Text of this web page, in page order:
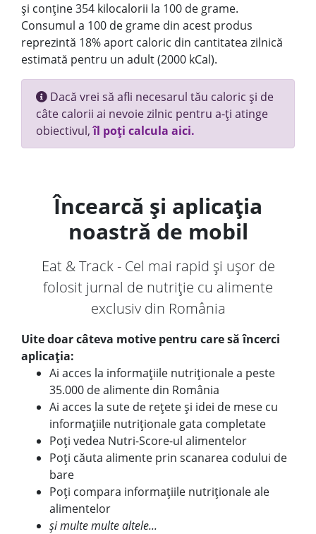
și conține 354 kilocalorii la 100 de grame.
Consumul a 100 de grame din acest produs
reprezintă 18% aport caloric din cantitatea zilnică
estimată pentru un adult (2000 kCal).
Dacă vrei să afli necesarul tău caloric și de
câte calorii ai nevoie zilnic pentru a-ți atinge
obiectivul,îl poți calcula aici.
Încearcă și aplicația
noastră de mobil
Eat & Track - Cel mai rapid și ușor de
folosit jurnal de nutriție cu alimente
exclusiv din România
Uite doar câteva motive pentru care să încerci
aplicația:
Ai acces la informațiile nutriționale a peste
35.000 de alimente din România
Ai acces la sute de rețete și idei de mese cu
informațiile nutriționale gata completate
Poți vedea Nutri-Score-ul alimentelor
Poți căuta alimente prin scanarea codului de
bare
Poți compara informațiile nutriționale ale
alimentelor
și multe multe altele...